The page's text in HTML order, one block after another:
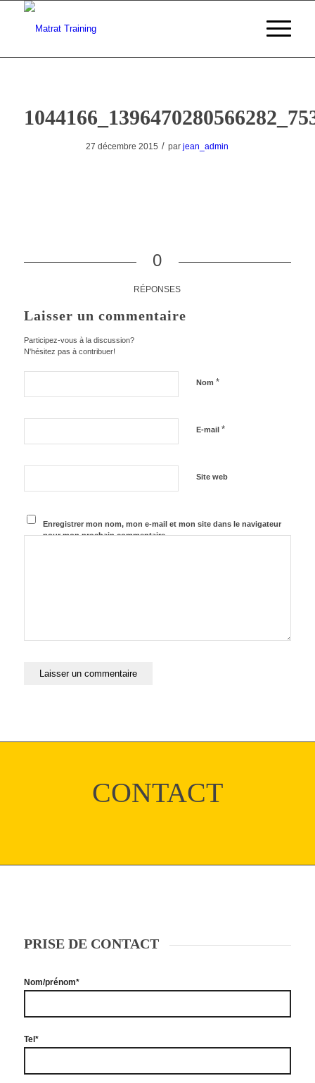
27 décembre 2015 / parjean_admin
0
RÉPONSES
Laisser un commentaire
Participez-vous à la discussion?
N'hésitez pas à contribuer!
Nom *
E-mail *
Site web
Enregistrer mon nom, mon e-mail et mon site dans le navigateur
pour mon prochain commentaire.
CONTACT
PRISE DE CONTACT
Nom/prénom*
Tel*